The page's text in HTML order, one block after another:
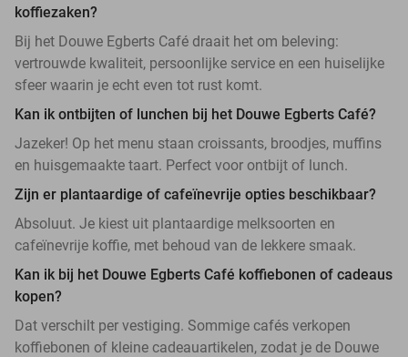
koffiezaken?
Bij het Douwe Egberts Café draait het om beleving:
vertrouwde kwaliteit, persoonlijke service en een huiselijke
sfeer waarin je echt even tot rust komt.
Kan ik ontbijten of lunchen bij het Douwe Egberts Café?
Jazeker! Op het menu staan croissants, broodjes, muffins
en huisgemaakte taart. Perfect voor ontbijt of lunch.
Zijn er plantaardige of cafeïnevrije opties beschikbaar?
Absoluut. Je kiest uit plantaardige melksoorten en
cafeïnevrije koffie, met behoud van de lekkere smaak.
Kan ik bij het Douwe Egberts Café koffiebonen of cadeaus
kopen?
Dat verschilt per vestiging. Sommige cafés verkopen
koffiebonen of kleine cadeauartikelen, zodat je de Douwe